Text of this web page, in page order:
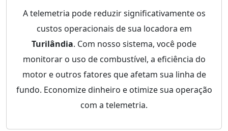
A telemetria pode reduzir significativamente os
custos operacionais de sua locadora em
Turilândia. Com nosso sistema, você pode
monitorar o uso de combustível, a eficiência do
motor e outros fatores que afetam sua linha de
fundo. Economize dinheiro e otimize sua operação
com a telemetria.